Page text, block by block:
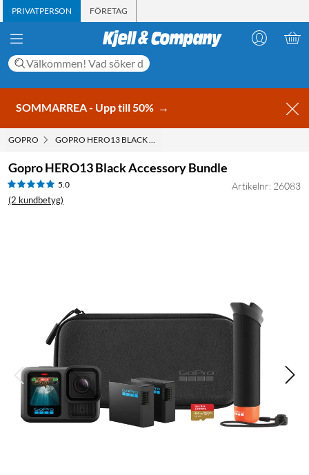
PRIVATPERSON FÖRETAG
SOMMARREA - Upp till 50% →
GOPRO GOPRO HERO13 BLACK ACCESSORY BUNDLE
Gopro HERO13 Black Accessory Bundle
5.0
(2 kundbetyg)
Artikelnr: 26083